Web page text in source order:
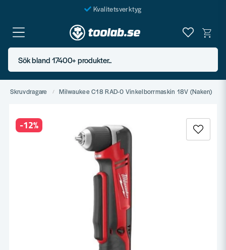
Kvalitetsverktyg
Fraktfritt över 999 SEK*
En järnhandel för alla
Butik i Göteborg
Sök bland 17400+ produkter..
Skruvdragare Milwaukee C18 RAD-0 Vinkelborrmaskin 18V (Naken)
-12%